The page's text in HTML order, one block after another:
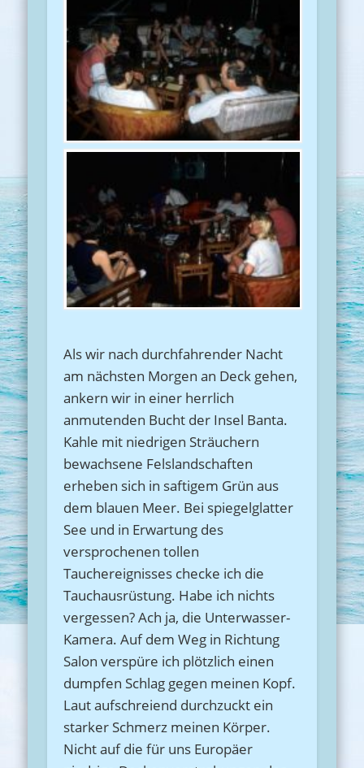
Als wir nach durchfahrender Nacht
am nächsten Morgen an Deck gehen,
ankern wir in einer herrlich
anmutenden Bucht der Insel Banta.
Kahle mit niedrigen Sträuchern
bewachsene Felslandschaften
erheben sich in saftigem Grün aus
dem blauen Meer. Bei spiegelglatter
See und in Erwartung des
versprochenen tollen
Tauchereignisses checke ich die
Tauchausrüstung. Habe ich nichts
vergessen? Ach ja, die Unterwasser-
Kamera. Auf dem Weg in Richtung
Salon verspüre ich plötzlich einen
dumpfen Schlag gegen meinen Kopf.
Laut aufschreiend durchzuckt ein
starker Schmerz meinen Körper.
Nicht auf die für uns Europäer